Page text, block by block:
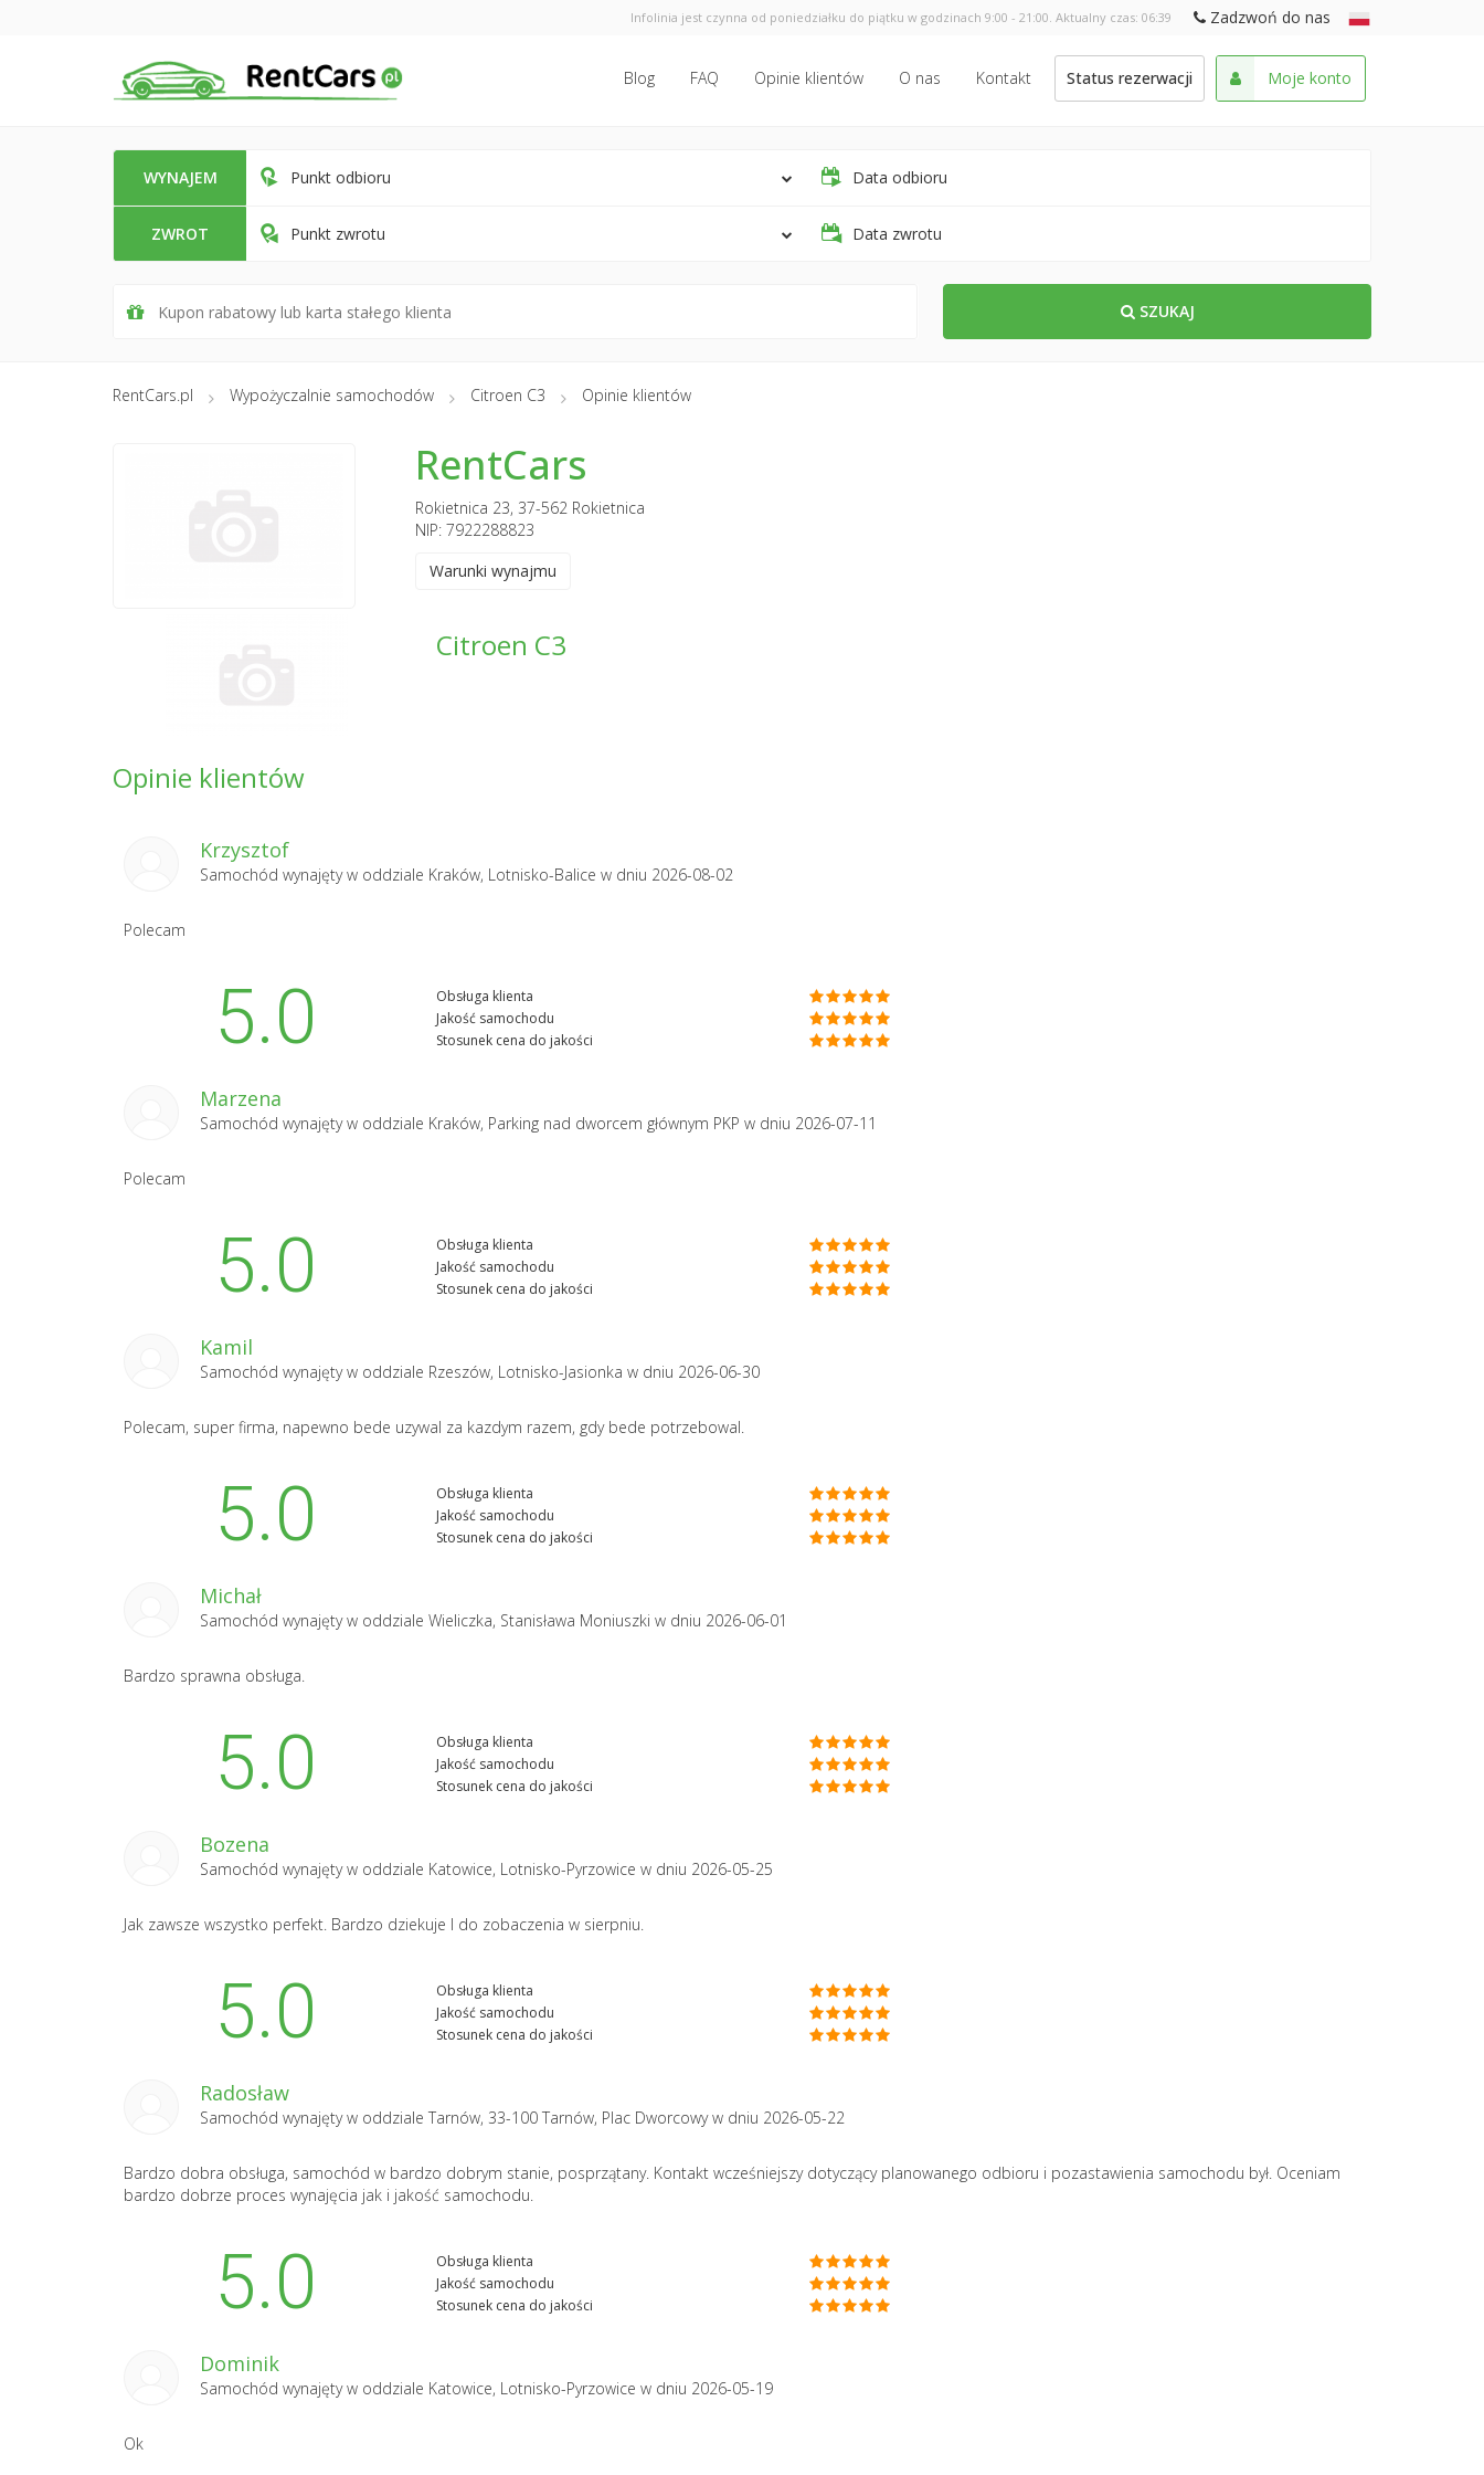
Infolinia jest czynna od poniedziałku do piątku w godzinach 9:00 - 21:00. Aktualny czas: 06:39 Zadzwoń do nas
Blog FAQ Opinie klientów O nas Kontakt Status rezerwacji Moje konto
WYNAJEM Punkt odbioru Data odbioru
ZWROT Punkt zwrotu Data zwrotu
SZUKAJ
RentCars.pl Wypożyczalnie samochodów Citroen C3 Opinie klientów
RentCars
Rokietnica 23, 37-562 Rokietnica
NIP: 7922288823
Warunki wynajmu
Citroen C3
Opinie klientów
Krzysztof
Samochód wynajęty w oddziale Kraków, Lotnisko-Balice w dniu 2026-08-02
Polecam
5.0
Obsługa klienta
Jakość samochodu
Stosunek cena do jakości
Marzena
Samochód wynajęty w oddziale Kraków, Parking nad dworcem głównym PKP w dniu 2026-07-11
Polecam
5.0
Obsługa klienta
Jakość samochodu
Stosunek cena do jakości
Kamil
Samochód wynajęty w oddziale Rzeszów, Lotnisko-Jasionka w dniu 2026-06-30
Polecam, super firma, napewno bede uzywal za kazdym razem, gdy bede potrzebowal.
5.0
Obsługa klienta
Jakość samochodu
Stosunek cena do jakości
Michał
Samochód wynajęty w oddziale Wieliczka, Stanisława Moniuszki w dniu 2026-06-01
Bardzo sprawna obsługa.
5.0
Obsługa klienta
Jakość samochodu
Stosunek cena do jakości
Bozena
Samochód wynajęty w oddziale Katowice, Lotnisko-Pyrzowice w dniu 2026-05-25
Jak zawsze wszystko perfekt. Bardzo dziekuje I do zobaczenia w sierpniu.
5.0
Obsługa klienta
Jakość samochodu
Stosunek cena do jakości
Radosław
Samochód wynajęty w oddziale Tarnów, 33-100 Tarnów, Plac Dworcowyw dniu 2026-05-22
Bardzo dobra obsługa, samochód w bardzo dobrym stanie, posprzątany. Kontakt wcześniejszy dotyczący planowanego odbioru i pozastawienia samochodu był. Oceniam
bardzo dobrze proces wynajęcia jak i jakość samochodu.
5.0
Obsługa klienta
Jakość samochodu
Stosunek cena do jakości
Dominik
Samochód wynajęty w oddziale Katowice, Lotnisko-Pyrzowice w dniu 2026-05-19
Ok